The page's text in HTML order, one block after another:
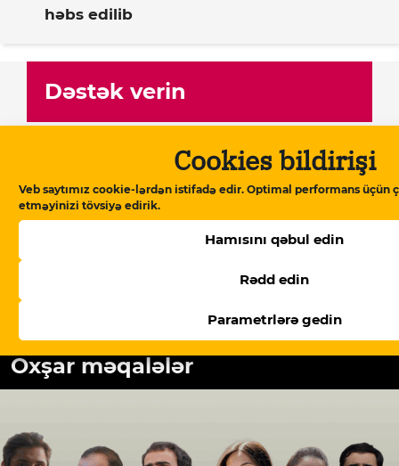
Cookies bildirişi
Veb saytımız cookie-lərdən istifadə edir. Optimal performans üçün
etməyinizi tövsiyə edirik.
Hamısını qəbul edin
Rədd edin
Parametrlərə gedin
həbs edilib
Dəstək verin
Meydan TV Azərbaycanın media
məkanındakı alternativ səsidir! İşimizin
davamlı olması üçün sizin də köməyinizə
ehtiyacımız var. Meydan TV-yə aylıq və ya
birdəfəlik yardımlarla dəstək olun.
Oxşar məqalələr